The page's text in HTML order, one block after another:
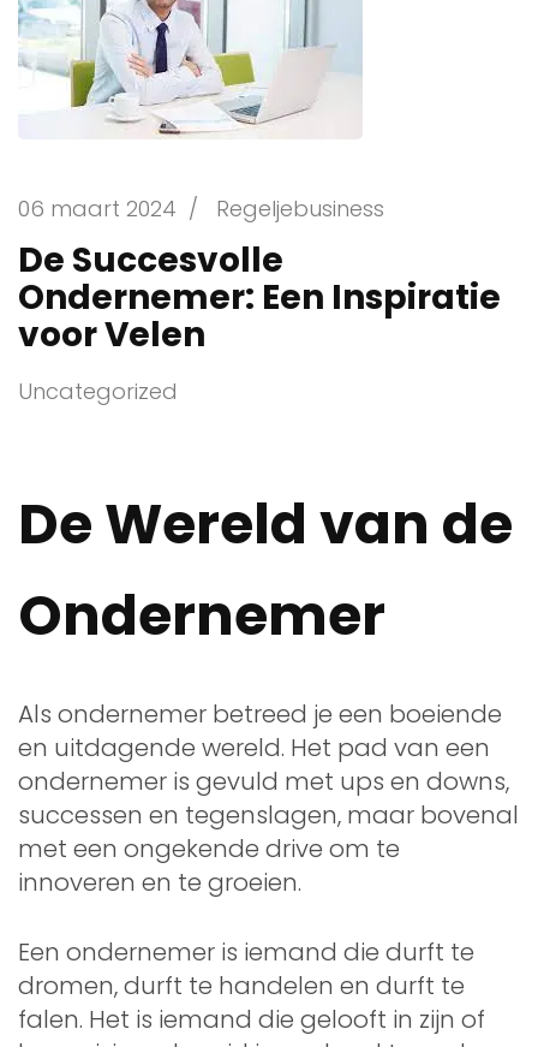
06 maart 2024 / Regeljebusiness
De Succesvolle
Ondernemer: Een Inspiratie
voor Velen
Uncategorized
De Wereld van de
Ondernemer
Als ondernemer betreed je een boeiende
en uitdagende wereld. Het pad van een
ondernemer is gevuld met ups en downs,
successen en tegenslagen, maar bovenal
met een ongekende drive om te
innoveren en te groeien.
Een ondernemer is iemand die durft te
dromen, durft te handelen en durft te
falen. Het is iemand die gelooft in zijn of